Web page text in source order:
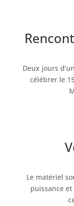
Deux jours
célébrer le
Le matériel
puissance